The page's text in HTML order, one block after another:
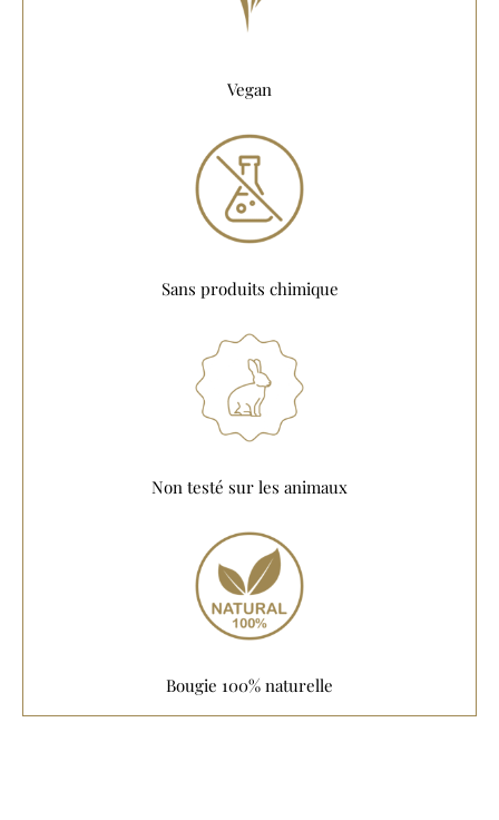
Vegan
Sans produits chimique
Non testé sur les animaux
Bougie 100% naturelle